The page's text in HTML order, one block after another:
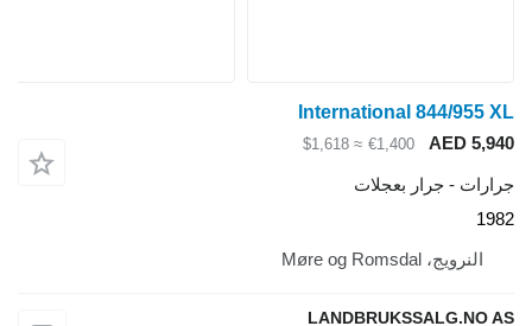
International 844/955
AED
€1,400
≈ $1,618
- جرار بعجلات
النرويج، Møre og Romsdal
LANDBRUKSSALG.NO